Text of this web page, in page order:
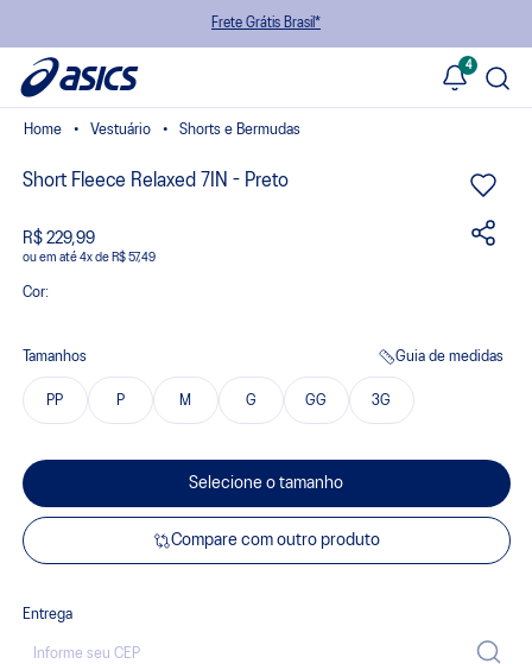
Frete Grátis Brasil*
4
Vestuário Shorts e Bermudas
Short Fleece Relaxed 7IN - Preto
R$ 229,99
ou 4xde R$ 57,49
Cor:
Tamanhos Guia de medidas
PP P M G GG 3G
Selecione o tamanho
Compare com outro produto
Entrega